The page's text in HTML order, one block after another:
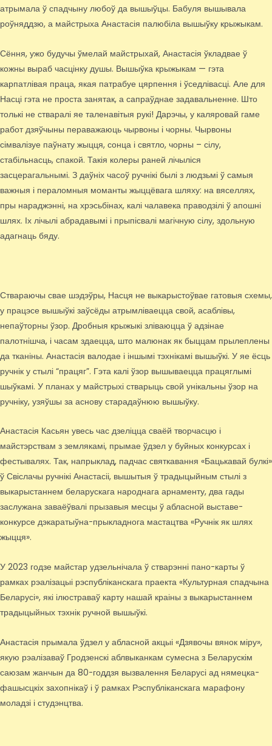
атрымала ў спадчыну любоў да вышыўцы. Бабуля вышывала
роўняддзю, а майстрыха Анастасія палюбіла вышыўку крыжыкам.
Сёння, ужо будучы ўмелай майстрыхай, Анастасія ўкладвае ў
кожны выраб часцінку душы. Вышыўка крыжыкам — гэта
карпатлівая праца, якая патрабуе цярпення і ўседлівасці. Але для
Насці гэта не проста занятак, а сапраўднае задавальненне. Што
толькі не стваралі яе таленавітыя рукі! Дарэчы, у каляровай гаме
работ дзяўчыны пераважаюць чырвоны і чорны. Чырвоны
сімвалізуе паўнату жыцця, сонца і святло, чорны – сілу,
стабільнасць, спакой. Такія колеры раней лічыліся
засцерагальнымі. З даўніх часоў ручнікі былі з людзьмі ў самыя
важныя і пераломныя моманты жыццёвага шляху: на вяселлях,
пры нараджэнні, на хрэсьбінах, калі чалавека праводзілі ў апошні
шлях. Іх лічылі абрадавымі і прыпісвалі магічную сілу, здольную
адагнаць бяду.
Ствараючы свае шэдэўры, Насця не выкарыстоўвае гатовыя схемы,
у працэсе вышыўкі заўсёды атрымліваецца свой, асаблівы,
непаўторны ўзор. Дробныя крыжыкі зліваюцца ў адзінае
палотнішча, і часам здаецца, што малюнак як быццам прылеплены
да тканіны. Анастасія валодае і іншымі тэхнікамі вышыўкі. У яе ёсць
ручнік у стылі “працяг”. Гэта калі ўзор вышываецца працяглымі
шыўкамі. У планах у майстрыхі стварыць свой унікальны ўзор на
ручніку, узяўшы за аснову старадаўнюю вышыўку.
Анастасія Касьян увесь час дзеліцца сваёй творчасцю і
майстэрствам з землякамі, прымае ўдзел у буйных конкурсах і
фестывалях. Так, напрыклад, падчас святкавання «Бацькавай булкі»
ў Свіслачы ручнікі Анастасіі, вышытыя ў традыцыйным стылі з
выкарыстаннем беларускага народнага арнаменту, два гады
заслужана заваёўвалі прызавыя месцы ў абласной выставе-
конкурсе дэкаратыўна-прыкладнога мастацтва «Ручнік як шлях
жыцця».
У 2023 годзе майстар удзельнічала ў стварэнні пано-карты ў
рамках рэалізацыі рэспубліканскага праекта «Культурная спадчына
Беларусі», які ілюстраваў карту нашай краіны з выкарыстаннем
традыцыйных тэхнік ручной вышыўкі.
Анастасія прымала ўдзел у абласной акцыі «Дзявочы вянок міру»,
якую рэалізаваў Гродзенскі аблвыканкам сумесна з Беларускім
саюзам жанчын да 80-годдзя вызвалення Беларусі ад нямецка-
фашысцкіх захопнікаў і ў рамках Рэспубліканскага марафону
моладзі і студэнцтва.